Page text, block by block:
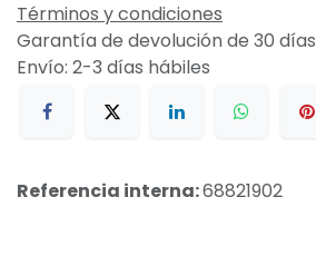
Términos y condiciones
Garantía de devolución de 30 días
Envío: 2-3 días hábiles
Referencia interna:68821902